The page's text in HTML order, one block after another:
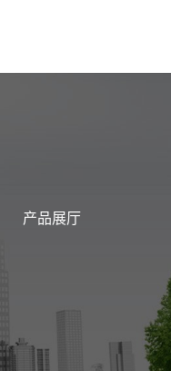
产品展厅